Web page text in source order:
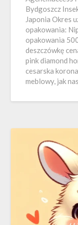
Bydgoszcz
Japonia Okres
opakowania:
opakowania
deszczówkę
pink diamond
cesarska
meblowy, jak